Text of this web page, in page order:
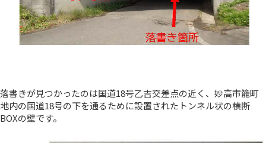
落書きが見つかったのは国道18号乙吉交差点の近く、妙高市籠町
地内の国道18号の下を通るために設置されたトンネル状の横断
BOXの壁です。